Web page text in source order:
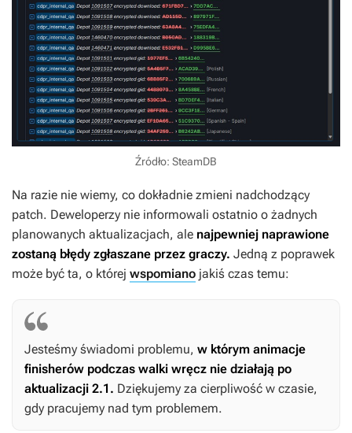
Źródło: SteamDB
Na razie nie wiemy, co dokładnie zmieni nadchodzący
patch. Deweloperzy nie informowali ostatnio o żadnych
planowanych aktualizacjach, ale najpewniej naprawione
zostaną błędy zgłaszane przez graczy. Jedną z poprawek
może być ta, o której wspomiano jakiś czas temu:
Jesteśmy świadomi problemu, w którym animacje
finisherów podczas walki wręcz nie działają po
aktualizacji 2.1. Dziękujemy za cierpliwość w czasie,
gdy pracujemy nad tym problemem.